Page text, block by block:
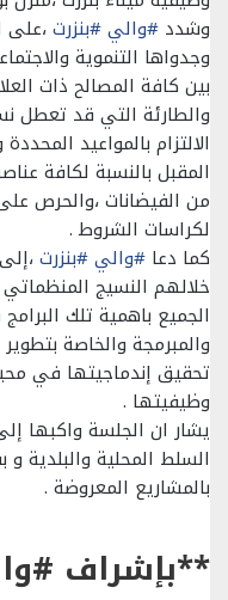
وشدد #والي#بنزرت،على
وجدواها التنموية
بين كافة المصالح ذات
والطارئة التي قد تعطل
الالتزام بالمواعيد
المقبل بالنسبة لكافة
من الفيضانات ،والحرص
لكراسات الشروط .
كما دعا #والي#بنزرت
خلالهم النسيج
الجميع باهمية تلك
والمبرمجة والخاصة
تحقيق إندماجيتها في
وظيفيتها .
يشار ان الجلسة واكبها
السلط المحلية والبلدية و
بالمشاريع المعروضة .